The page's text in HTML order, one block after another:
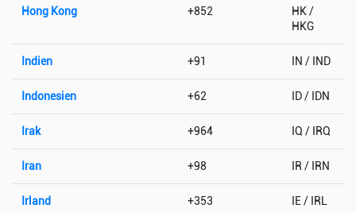
Hong Kong +852
HK /
HKG
Indien +91 IN / IND
Indonesien +62 ID / IDN
Irak +964 IQ / IRQ
Iran +98 IR / IRN
Irland +353 IE / IRL